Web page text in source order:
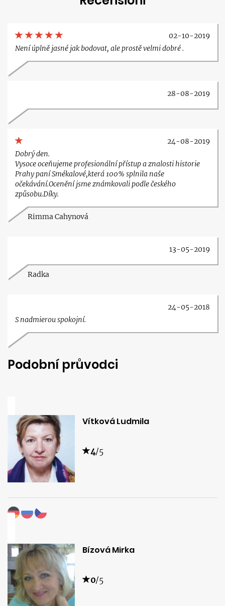
02-10-2019
Není úplně jasné jak bodovat, ale prostě velmi dobré .
28-08-2019
24-08-2019
Dobrý den.
Vysoce oceňujeme profesionální přístup a znalosti historie
Prahy paní Smékalové,která 100% splnila naše
očekávání.Ocenění jsme známkovali podle českého
způsobu.Díky.
Rimma Cahynová
13-05-2019
Radka
24-05-2018
S nadmierou spokojní.
Podobní průvodci
Vítková Ludmila
4/5
Bízová Mirka
0/5